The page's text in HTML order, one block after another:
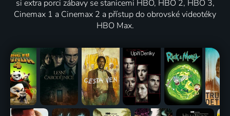
si extra porci zábavy se stanicemi HBO, HBO 2, HBO 3,
Cinemax 1 a Cinemax 2 a přístup do obrovské videotéky
HBO Max.